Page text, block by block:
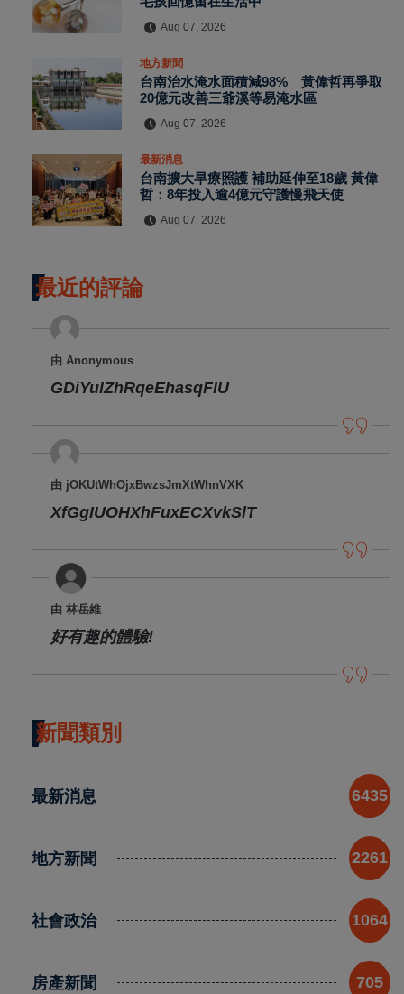
Aug 07, 2026
地方新聞
台南治水淹水面積減98% 黃偉哲再爭取
20億元改善三爺溪等易淹水區
Aug 07, 2026
最新消息
台南擴大早療照護 補助延伸至18歲 黃偉
哲：8年投入逾4億元守護慢飛天使
Aug 07, 2026
最近的評論
由 Anonymous
GDiYulZhRqeEhasqFlU
由 jOKUtWhOjxBwzsJmXtWhnVXK
XfGgIUOHXhFuxECXvkSlT
由 林岳維
好有趣的體驗!
新聞類別
最新消息 6435
地方新聞 2261
社會政治 1064
房產新聞 705